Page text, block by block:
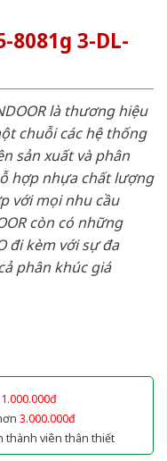
3-DL-
là thương hiệu
chuỗi các hệ thống
sản xuất và phân
hợp nhựa chất lượng
với mọi nhu cầu
còn có những
đi kèm với sự đa
phân khúc giá
1.000.000đ
3.000.000đ
thành viên thân thiết